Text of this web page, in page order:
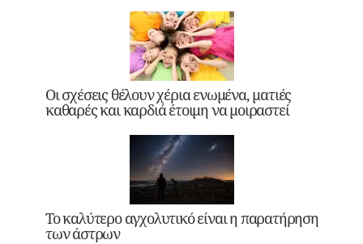
Οι σχέσεις θέλουν χέρια ενωμένα, ματιές
καθαρές και καρδιά έτοιμη να μοιραστεί
Το καλύτερο αγχολυτικό είναι η παρατήρηση
των άστρων